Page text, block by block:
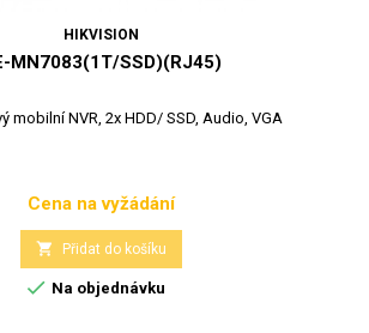
HIKVISION
MN7083(1T/SSD)(RJ45)
mobilní NVR, 2x HDD/ SSD, Audio, VGA
Cena
Cena na vyžádání
 Přidat do košíku
 Na objednávku